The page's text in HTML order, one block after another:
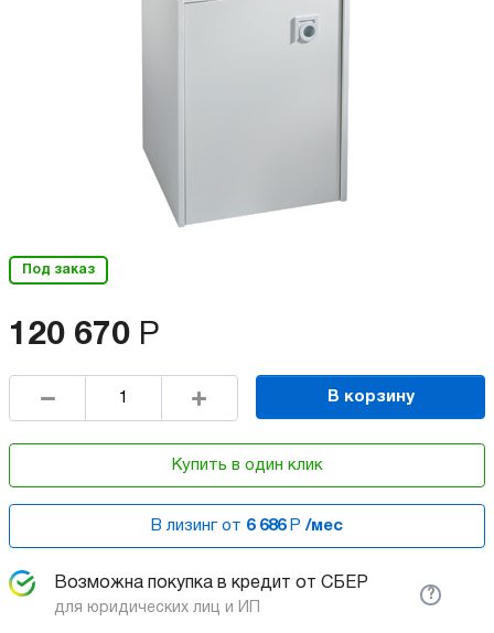
Под заказ
120 670 Р
В корзину
Купить в один клик
В лизинг от 6 686 Р /мес
Возможна покупка в кредит от СБЕР
для юридических лиц и ИП
?